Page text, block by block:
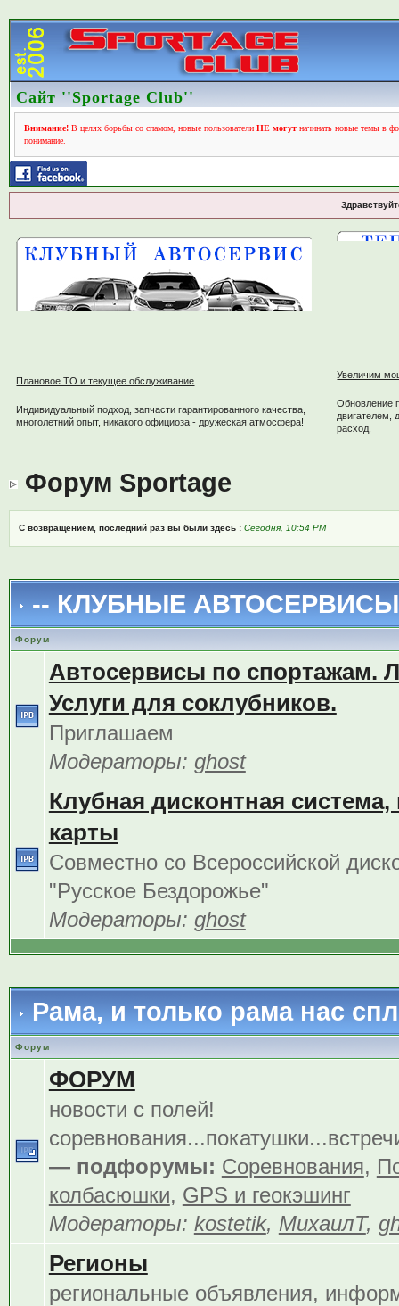
Сайт ''Sportage Club''
Внимание!В целях борьбы со спамом, новые пользователи НЕ могутначинать новые темы в
понимание.
Плановое ТО и текущее обслуживание
Индивидуальный подход, запчасти гарантированного качества,
многолетний опыт, никакого официоза - дружеская атмосфера!
Увеличим
Обновление
двигателем,
расход.
Форум Sportage
С возвращением, последний раз вы были здесь : Сегодня, 10:54 PM
-- КЛУБНЫЕ
Форум
Автосервисы по спортажам.
Услуги для соклубников.
Приглашаем
Модераторы: ghost
Клубная дисконтная
карты
Совместно со Всероссийской
"Русское Бездорожье"
Модераторы: ghost
Рама, и только рама нас
Форум
ФОРУМ
новости с полей!
— подфорумы: Соревнования,
колбасюшки, GPS и геокэшинг
Модераторы: kostetik, МихаилТ,
Регионы
региональные объявления,